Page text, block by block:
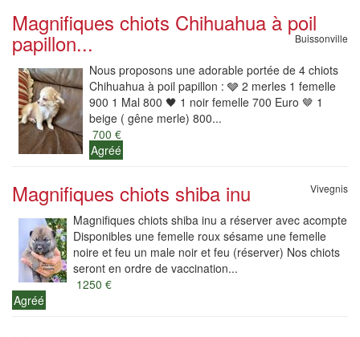
Magnifiques chiots Chihuahua à poil
papillon... Buissonville
Nous proposons une adorable portée de 4 chiots
Chihuahua à poil papillon : 🩶 2 merles 1 femelle
900 1 Mal 800 🖤 1 noir femelle 700 Euro 🤎 1
beige ( gêne merle) 800...
700 €
Agréé
Magnifiques chiots shiba inu Vivegnis
Magnifiques chiots shiba inu a réserver avec acompte
Disponibles une femelle roux sésame une femelle
noire et feu un male noir et feu (réserver) Nos chiots
seront en ordre de vaccination...
1250 €
Agréé